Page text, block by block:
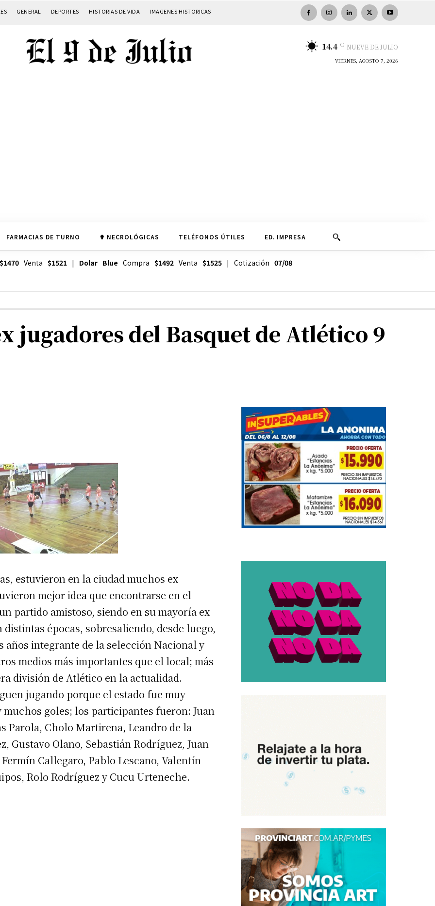
GENERAL DEPORTES HISTORIAS DE VIDA IMAGENES HISTORICAS
14.4 C NUEVE DE JULIO
VIERNES, AGOSTO 7, 2026
FARMACIAS DE TURNO ✟ NECROLÓGICAS TELÉFONOS ÚTILES ED. IMPRESA
$1470Venta $1521| Dolar Blue Compra $1492Venta $1525| Cotización 07/08
jugadores del Basquet de Atlético 9
estuvieron en la ciudad muchos ex
mejor idea que encontrarse en el
partido amistoso, siendo en su mayoría ex
épocas, sobresaliendo, desde luego,
años integrante de la selección Nacional y
medios más importantes que el local; más
división de Atlético en la actualidad.
jugando porque el estado fue muy
goles; los participantes fueron: Juan
Parola, Cholo Martirena, Leandro de la
Gustavo Olano, Sebastián Rodríguez, Juan
Callegaro, Pablo Lescano, Valentín
Rolo Rodríguez y Cucu Urteneche.